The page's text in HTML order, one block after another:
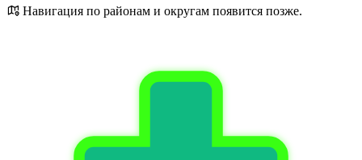
Навигация по районам и округам появится позже.